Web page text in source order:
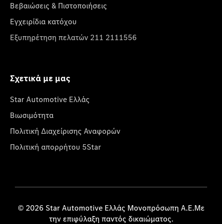
Βεβαιώσεις & Πιστοποιήσεις
Εγχειρίδια κατόχου
Εξυπηρέτηση πελατών 211 2111556
Σχετικά με μας
Star Automotive Ελλάς
Βιωσιμότητα
Πολιτική Διαχείρισης Αναφορών
Πολιτική απορρήτου 5Star
© 2026 Star Automotive Ελλάς Μονοπρόσωπη Α.Ε.Με
την επιφύλαξη παντός δικαιώματος.